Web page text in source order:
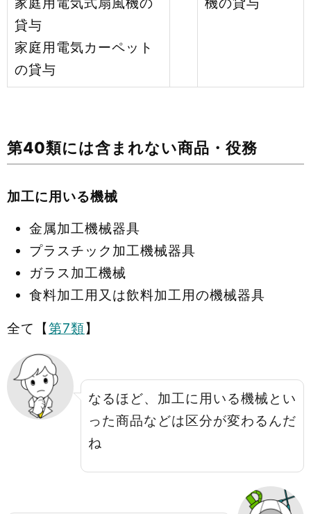
貸与
家庭用電気カーペット
の貸与
第40類には含まれない商品・役務
加工に用いる機械
金属加工機械器具
プラスチック加工機械器具
ガラス加工機械
食料加工用又は飲料加工用の機械器具
全て【第7類】
なるほど、加工に用いる機械とい
った商品などは区分が変わるんだ
ね